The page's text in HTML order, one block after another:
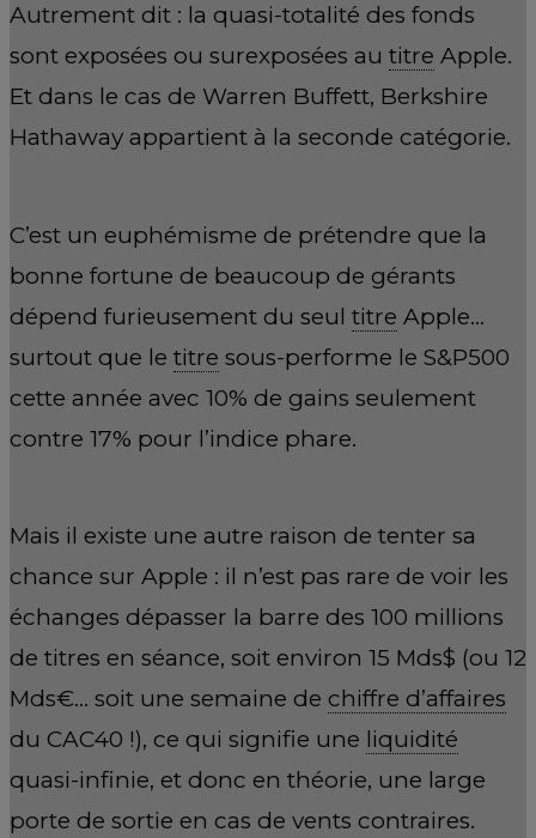
Autrement dit : la quasi-totalité des fonds
sont exposées ou surexposées au titre Apple.
Et dans le cas de Warren Buffett, Berkshire
Hathaway appartient à la seconde catégorie.
C’est un euphémisme de prétendre que la
bonne fortune de beaucoup de gérants
dépend furieusement du seul titre Apple…
surtout que le titre sous-performe le S&P500
cette année avec 10% de gains seulement
contre 17% pour l’indice phare.
Mais il existe une autre raison de tenter sa
chance sur Apple : il n’est pas rare de voir les
échanges dépasser la barre des 100 millions
de titres en séance, soit environ 15 Mds$ (ou 12
Mds€… soit une semaine de chiffre d’affaires
du CAC40 !), ce qui signifie une liquidité
quasi-infinie, et donc en théorie, une large
porte de sortie en cas de vents contraires.